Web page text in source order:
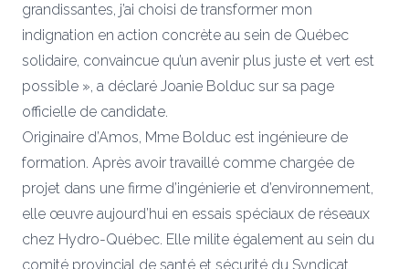
grandissantes, j’ai choisi de transformer mon
indignation en action concrète au sein de Québec
solidaire, convaincue qu’un avenir plus juste et vert est
possible », a déclaré Joanie Bolduc sur sa page
officielle de candidate.
Originaire d’Amos, Mme Bolduc est ingénieure de
formation. Après avoir travaillé comme chargée de
projet dans une firme d’ingénierie et d’environnement,
elle œuvre aujourd’hui en essais spéciaux de réseaux
chez Hydro-Québec. Elle milite également au sein du
comité provincial de santé et sécurité du Syndicat